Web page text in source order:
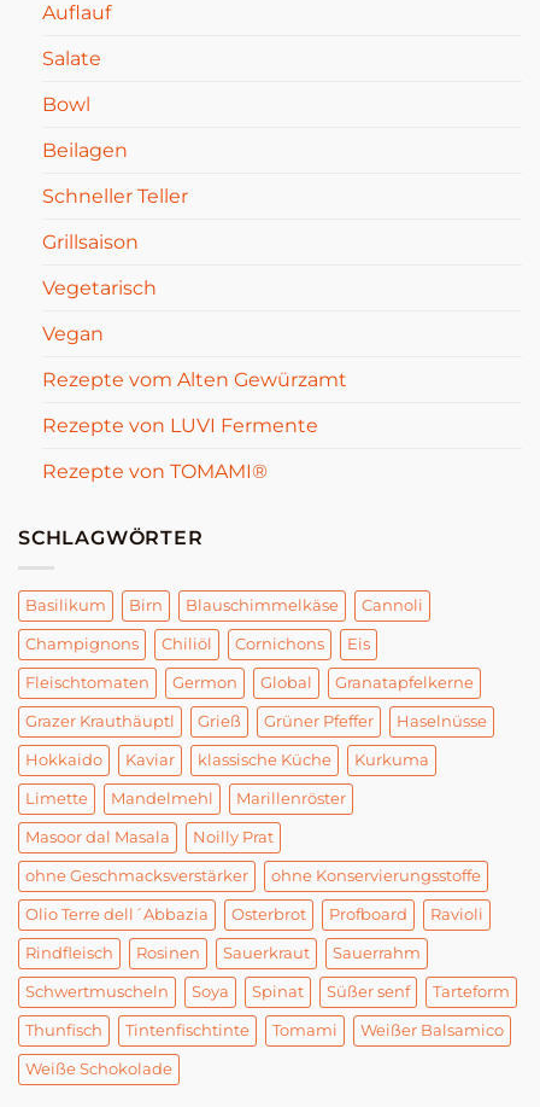
Auflauf
Salate
Bowl
Beilagen
Schneller Teller
Grillsaison
Vegetarisch
Vegan
Rezepte vom Alten Gewürzamt
Rezepte von LUVI Fermente
Rezepte von TOMAMI®
SCHLAGWÖRTER
Basilikum Birn Blauschimmelkäse Cannoli
Champignons Chiliöl Cornichons Eis
Fleischtomaten Germon Global Granatapfelkerne
Grazer Krauthäuptl Grieß Grüner Pfeffer Haselnüsse
Hokkaido Kaviar klassische Küche Kurkuma
Limette Mandelmehl Marillenröster
Masoor dal Masala Noilly Prat
ohne Geschmacksverstärker ohne Konservierungsstoffe
Olio Terre dell´Abbazia Osterbrot Profboard Ravioli
Rindfleisch Rosinen Sauerkraut Sauerrahm
Schwertmuscheln Soya Spinat Süßer senf Tarteform
Thunfisch Tintenfischtinte Tomami Weißer Balsamico
Weiße Schokolade